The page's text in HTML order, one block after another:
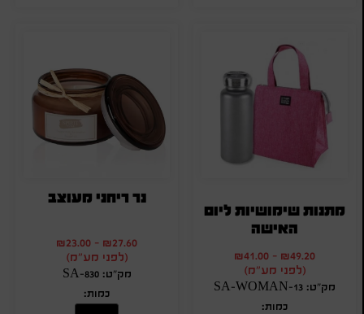
מתנות שימושיות ליום
האישה
₪49.20
-
₪41.00
(לפני מע"מ)
מק"ט: SA-WOMAN-13
כמות:
נר ריחני מעוצב
₪27.60
-
₪23.00
(לפני מע"מ)
מק"ט: SA-830
כמות: